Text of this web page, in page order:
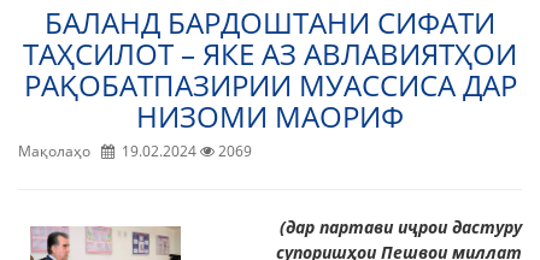
БАЛАНД БАРДОШТАНИ СИФАТИ
ТАҲСИЛОТ – ЯКЕ АЗ АВЛАВИЯТҲОИ
РАҚОБАТПАЗИРИИ МУАССИСА ДАР
НИЗОМИ МАОРИФ
Мақолаҳо 19.02.2024 2069
(дар партави иҷрои дастуру
супоришҳои Пешвои миллат